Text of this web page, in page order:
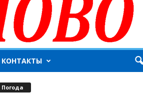
КОНТАКТЫ
Погода